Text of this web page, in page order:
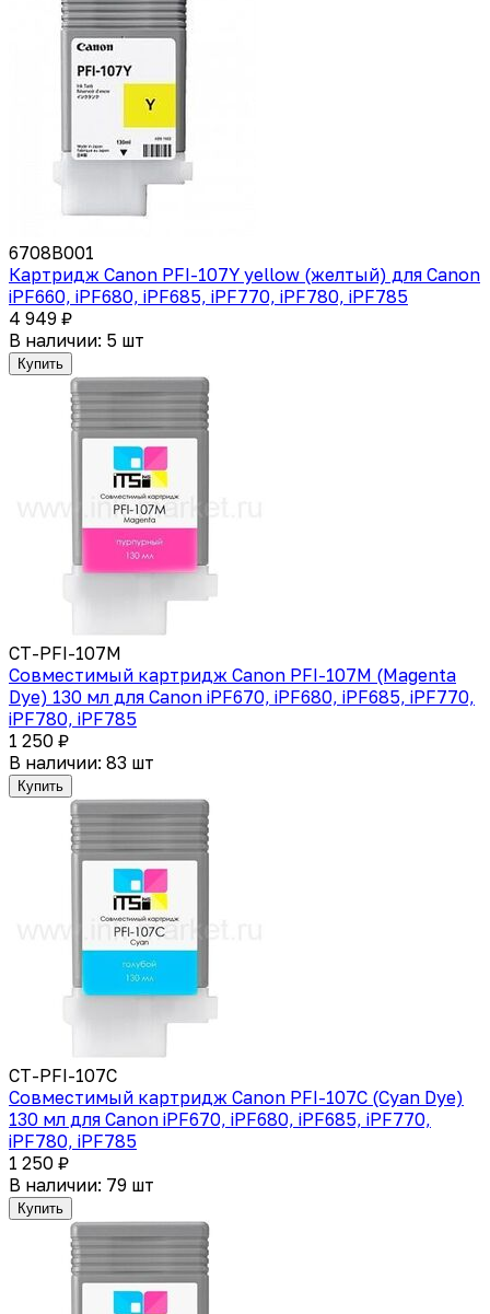
6708B001
Картридж Canon PFI-107Y yellow (желтый) для Canon
iPF660, iPF680, iPF685, iPF770, iPF780, iPF785
4 949 ₽
В наличии: 5 шт
Купить
CT-PFI-107M
Совместимый картридж Canon PFI-107M (Magenta
Dye) 130 мл для Canon iPF670, iPF680, iPF685, iPF770,
iPF780, iPF785
1 250 ₽
В наличии: 83 шт
Купить
CT-PFI-107C
Совместимый картридж Canon PFI-107C (Cyan Dye)
130 мл для Canon iPF670, iPF680, iPF685, iPF770,
iPF780, iPF785
1 250 ₽
В наличии: 79 шт
Купить